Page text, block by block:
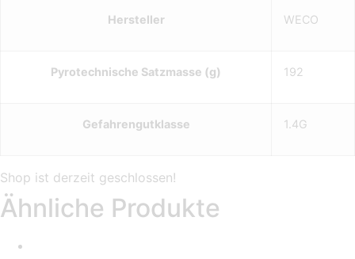
Hersteller WECO
Pyrotechnische Satzmasse (g) 192
Gefahrengutklasse 1.4G
Ähnliche Produkte